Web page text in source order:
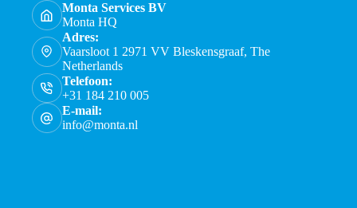
Monta Services BV
Monta HQ
Adres:
Vaarsloot 1 2971 VV Bleskensgraaf, The
Netherlands
Telefoon:
+31 184 210 005
E-mail:
info@monta.nl